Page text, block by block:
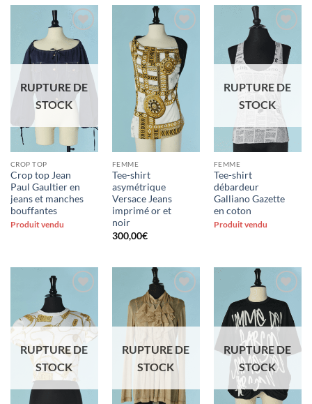
Ajouter
à la liste
d'envies
RUPTURE DE
STOCK
CROP TOP
Crop top Jean
Paul Gaultier en
jeans et manches
bouffantes
Produit vendu
Ajouter
à la liste
d'envies
FEMME
Tee-shirt
asymétrique
Versace Jeans
imprimé or et
noir
300,00€
Ajouter
à la liste
d'envies
RUPTURE DE
STOCK
FEMME
Tee-shirt
débardeur
Galliano Gazette
en coton
Produit vendu
Ajouter
à la liste
d'envies
RUPTURE DE
STOCK
Ajouter
à la liste
d'envies
RUPTURE DE
STOCK
Ajouter
à la liste
d'envies
RUPTURE DE
STOCK